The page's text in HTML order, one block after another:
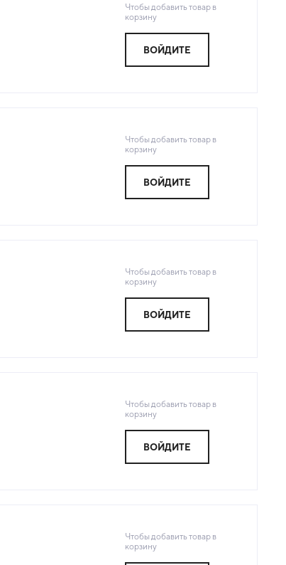
Чтобы добавить товар в
корзину
ВОЙДИТЕ
Чтобы добавить товар в
корзину
ВОЙДИТЕ
Чтобы добавить товар в
корзину
ВОЙДИТЕ
Чтобы добавить товар в
корзину
ВОЙДИТЕ
Чтобы добавить товар в
корзину